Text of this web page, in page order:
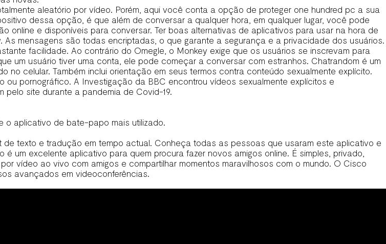
aleatório por vídeo. Porém, aqui você conta a opção de proteger one hundred pc a sua
dessa opção, é que além de conversar a qualquer hora, em qualquer lugar, você pode
online e disponíveis para conversar. Ter boas alternativas de aplicativos para usar na hora de
mensagens são todas encriptadas, o que garante a segurança e a privacidade dos usuários.
facilidade. Ao contrário do Omegle, o Monkey exige que os usuários se inscrevam para
um usuário tiver uma conta, ele pode começar a conversar com estranhos. Chatrandom é um
celular. Também inclui orientação em seus termos contra conteúdo sexualmente explícito.
pornográfico. A Investigação da BBC encontrou vídeos sexualmente explícitos e
site durante a pandemia de Covid-19.
o aplicativo de bate-papo mais utilizado.
texto e tradução em tempo actual. Conheça todas as pessoas que usaram este aplicativo e
excelente aplicativo para quem procura fazer novos amigos online. É simples, privado,
vídeo ao vivo com amigos e compartilhar momentos maravilhosos com o mundo. O Cisco
avançados em videoconferências.